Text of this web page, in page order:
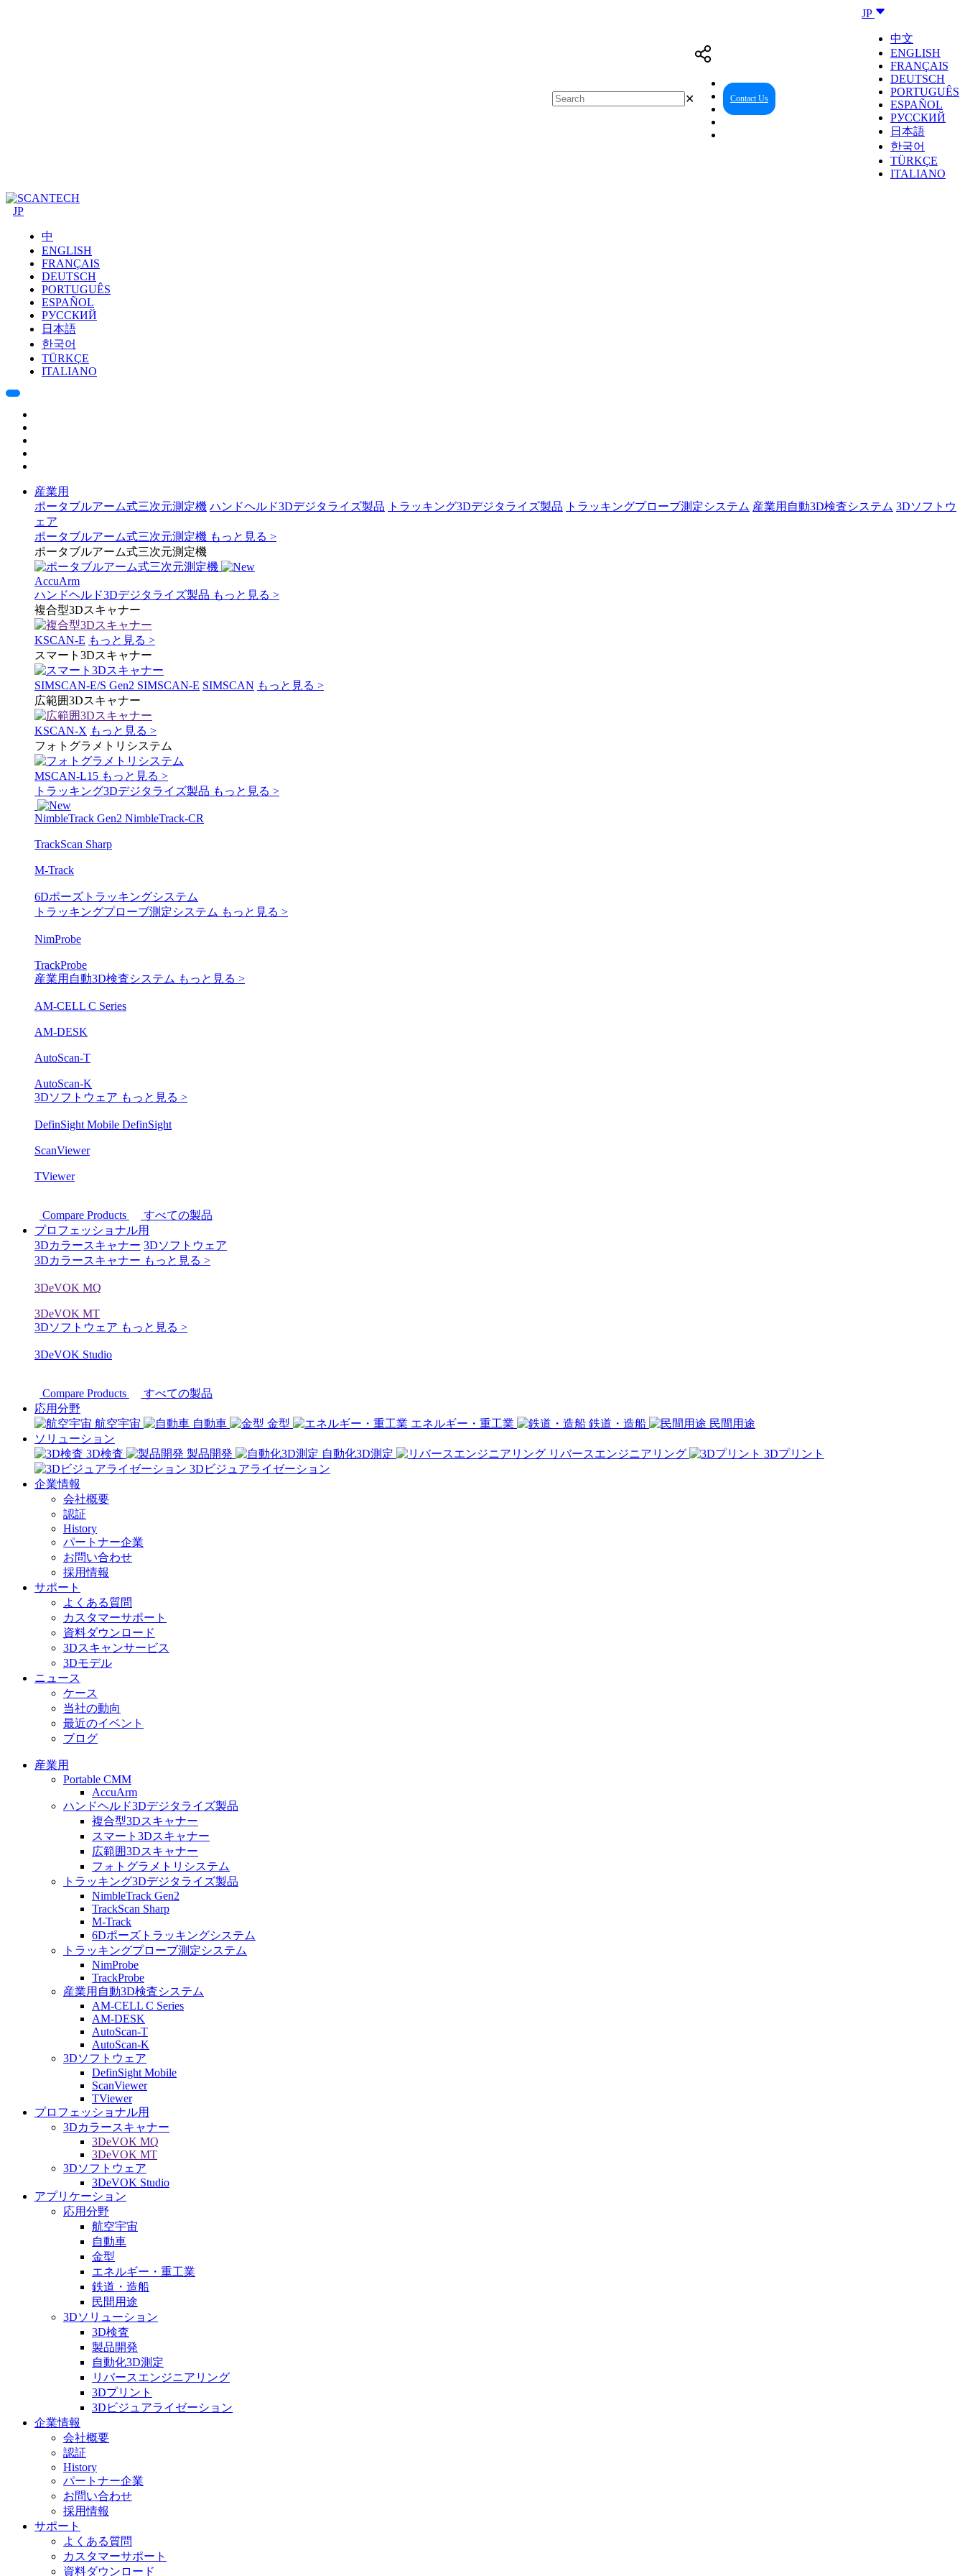
JP
中文
ENGLISH
FRANÇAIS
DEUTSCH
PORTUGUÊS
ESPAÑOL
РУССКИЙ
日本語
한국어
TÜRKÇE
ITALIANO
Contact Us
✕
JP
中
ENGLISH
FRANÇAIS
DEUTSCH
PORTUGUÊS
ESPAÑOL
РУССКИЙ
日本語
한국어
TÜRKÇE
ITALIANO
産業用
ポータブルアーム式三次元測定機 ハンドヘルド3Dデジタライズ製品 トラッキング3Dデジタライズ製品 トラッキングプローブ測定システム 産業用自動3D検査システム 3Dソフトウ
ェア
ポータブルアーム式三次元測定機 もっと見る >
ポータブルアーム式三次元測定機
AccuArm
ハンドヘルド3Dデジタライズ製品 もっと見る >
複合型3Dスキャナー
KSCAN-E もっと見る >
スマート3Dスキャナー
SIMSCAN-E/S Gen2 SIMSCAN-E SIMSCAN もっと見る >
広範囲3Dスキャナー
KSCAN-X もっと見る >
フォトグラメトリシステム
MSCAN-L15 もっと見る >
トラッキング3Dデジタライズ製品 もっと見る >
NimbleTrack Gen2 NimbleTrack-CR
TrackScan Sharp
M-Track
6Dポーズトラッキングシステム
トラッキングプローブ測定システム もっと見る >
NimProbe
TrackProbe
産業用自動3D検査システム もっと見る >
AM-CELL C Series
AM-DESK
AutoScan-T
AutoScan-K
3Dソフトウェア もっと見る >
DefinSight Mobile DefinSight
ScanViewer
TViewer
Compare Products
すべての製品
プロフェッショナル用
3Dカラースキャナー 3Dソフトウェア
3Dカラースキャナー もっと見る >
3DeVOK MQ
3DeVOK MT
3Dソフトウェア もっと見る >
3DeVOK Studio
Compare Products
すべての製品
応用分野
航空宇宙
自動車 金型 エネルギー・重工業 鉄道・造船
民間用途
ソリューション
3D検査
製品開発 自動化3D測定 リバースエンジニアリング
3Dプリント
3Dビジュアライゼーション
企業情報
会社概要
認証
History
パートナー企業
お問い合わせ
採用情報
サポート
よくある質問
カスタマーサポート
資料ダウンロード
3Dスキャンサービス
3Dモデル
ニュース
ケース
当社の動向
最近のイベント
ブログ
産業用
Portable CMM
AccuArm
ハンドヘルド3Dデジタライズ製品
複合型3Dスキャナー
スマート3Dスキャナー
広範囲3Dスキャナー
フォトグラメトリシステム
トラッキング3Dデジタライズ製品
NimbleTrack Gen2
TrackScan Sharp
M-Track
6Dポーズトラッキングシステム
トラッキングプローブ測定システム
NimProbe
TrackProbe
産業用自動3D検査システム
AM-CELL C Series
AM-DESK
AutoScan-T
AutoScan-K
3Dソフトウェア
DefinSight Mobile
ScanViewer
TViewer
プロフェッショナル用
3Dカラースキャナー
3DeVOK MQ
3DeVOK MT
3Dソフトウェア
3DeVOK Studio
アプリケーション
応用分野
航空宇宙
自動車
金型
エネルギー・重工業
鉄道・造船
民間用途
3Dソリューション
3D検査
製品開発
自動化3D測定
リバースエンジニアリング
3Dプリント
3Dビジュアライゼーション
企業情報
会社概要
認証
History
パートナー企業
お問い合わせ
採用情報
サポート
よくある質問
カスタマーサポート
資料ダウンロード